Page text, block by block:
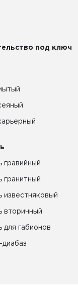
под ключ
гравийный
гранитный
известняковый
вторичный
для габионов
диабаз